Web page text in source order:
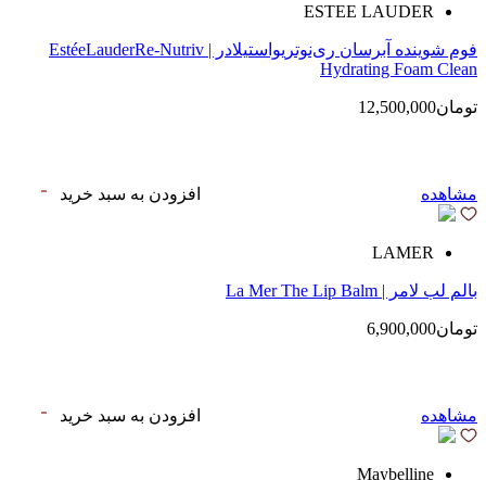
ESTEE LAUDER
فوم شوینده آبرسان ری‌نوتریواستیلادر | EstéeLauderRe-Nutriv
Hydrating Foam Clean
تومان12,500,000
مشاهده افزودن به سبد خرید
LAMER
بالم لب لامر | La Mer The Lip Balm
تومان6,900,000
مشاهده افزودن به سبد خرید
Maybelline